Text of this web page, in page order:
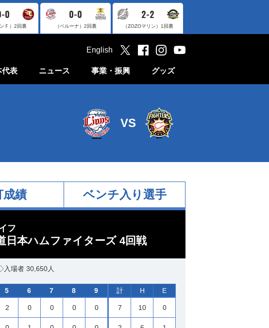
0
Ｆ） 2回裏
0-0
（ベルーナ） 2回裏
2-2
（ZOZOマリン） 1回裏
代表 ニュース 事業・振興 グッズ
English
VS
成績 ベンチ入り選手
フ
日本ハムファイターズ 4回戦
場者 30,650人
5 6 7 8 9 計 H E
2 0 0 0 0 7 10 0